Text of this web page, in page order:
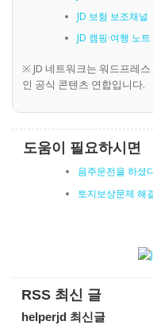
JD 보험 보조채널
JD 캠핑·여행 노트
※ JD 네트워크는 워드프레
인 공식 콘텐츠 연합입니다.
도움이 필요하시면
음주운전을 하셨
토지보상문제 해
RSS 최신 글
helperjd 최신글